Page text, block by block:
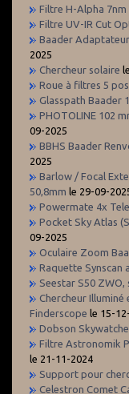
Filtre H-Alpha
Filtre UV-IR Cut
Baader
2025
Chercheur solaire
Roue à filtres 5
Glasspath Baader
PHOTOLINE 102
09-2025
BBHS Baader
2025
Barlow / Focal
50,8mm le 29-09-
Powermate 4x
Pocket Sky Atlas
09-2025
Oculaire Zoom
Raquette Synscan
Seestar S50 ZWO,
Chercheur Illuminé
Finderscope le 15-
Dobson
Filtre Astronomik
le 21-11-2024
Support pour
Celestron Comet